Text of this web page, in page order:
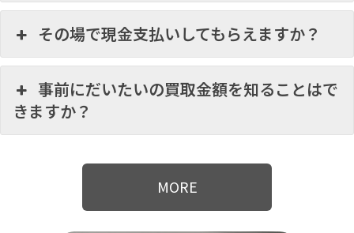
その場で現金支払いしてもらえますか？
事前にだいたいの買取金額を知ることはで
きますか？
MORE